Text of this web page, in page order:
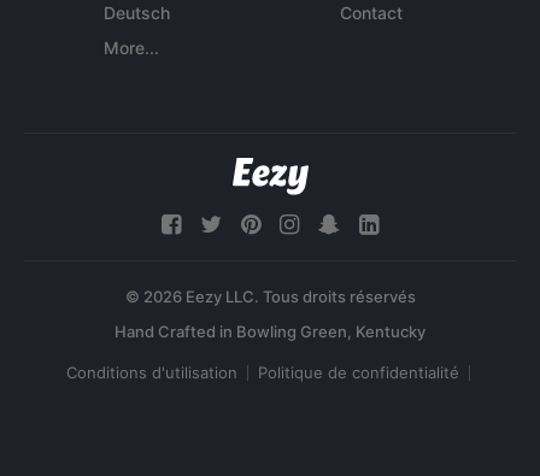
Deutsch
More...
Contact
© 2026 Eezy LLC. Tous droits réservés
Conditions d'utilisation Politique de confidentialité